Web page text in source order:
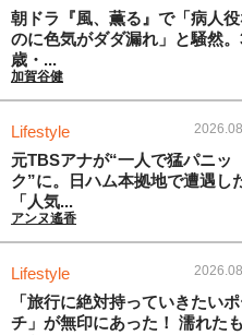
朝ドラ『風、薫る』で「病人
のに色気がダダ漏れ」と騒然
歳・...
加賀谷健
Lifestyle
元TBSアナが“一人で猛パニッ
ク”に。日ハム本拠地で遭遇し
「人気...
アンヌ遙香
Lifestyle
「旅行に絶対持っていきたい
チ」が無印にあった！ 濡れた